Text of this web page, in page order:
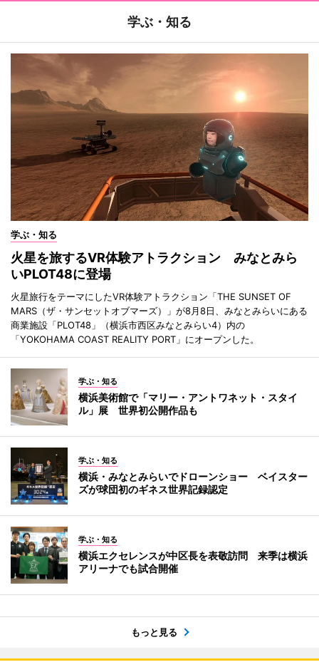
学ぶ・知る
学ぶ・知る
火星を旅するVR体験アトラクション みなとみら
いPLOT48に登場
火星旅行をテーマにしたVR体験アトラクション「THE SUNSET OF
MARS（ザ・サンセットオブマーズ）」が8月8日、みなとみらいにある
商業施設「PLOT48」（横浜市西区みなとみらい4）内の
「YOKOHAMA COAST REALITY PORT」にオープンした。
学ぶ・知る
横浜美術館で「マリー・アントワネット・スタイ
ル」展 世界初公開作品も
学ぶ・知る
横浜・みなとみらいでドローンショー ベイスター
ズが球団初のギネス世界記録認定
学ぶ・知る
横浜エクセレンスが中区長を表敬訪問 来季は横浜
アリーナでも試合開催
もっと見る